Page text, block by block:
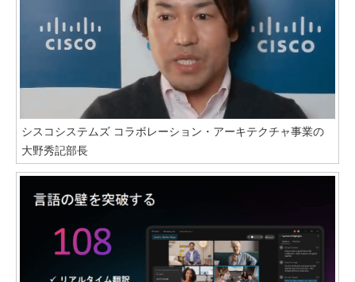
シスコシステムズ コラボレーション・アーキテクチャ事業の
大野秀記部長